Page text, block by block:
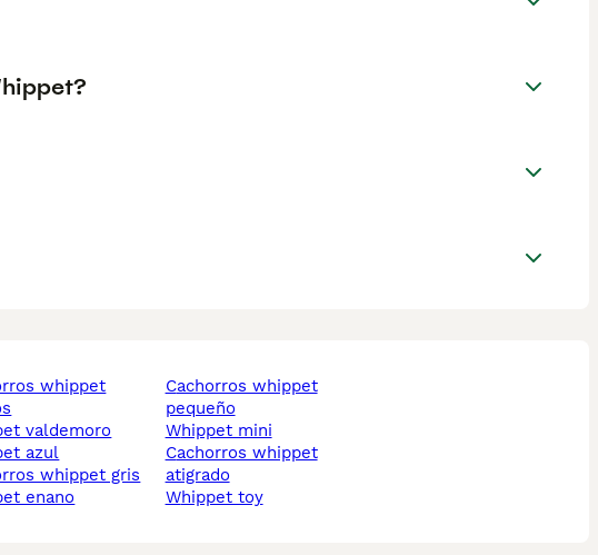
valdemoro
azul
whippet gris
enano
cachorros whippet
pequeño
whippet mini
cachorros whippet
atigrado
whippet toy